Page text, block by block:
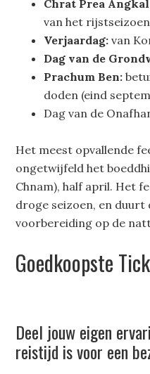
Chrat Prea
van het rijstseizoen
Verjaardag: van
Dag van de
Prachum Ben:
doden (eind
Dag van de
Het meest opvallende
ongetwijfeld het
Chnam), half april. Het
droge seizoen, en
voorbereiding op de
Goedkoopste
Deel jouw eigen
reistijd is voor een